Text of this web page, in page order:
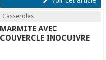
Casseroles
MARMITE AVEC
COUVERCLE INOCUIVRE